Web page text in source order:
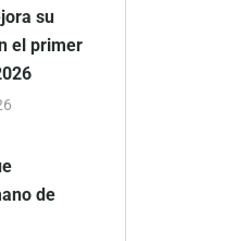
su
el primer
de